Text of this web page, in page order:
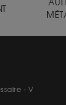
- V